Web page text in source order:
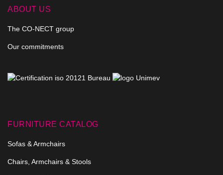
ABOUT US
The CO-NECT group
Our commitments
FURNITURE CATALOG
Sofas & Armchairs
Chairs, Armchairs & Stools